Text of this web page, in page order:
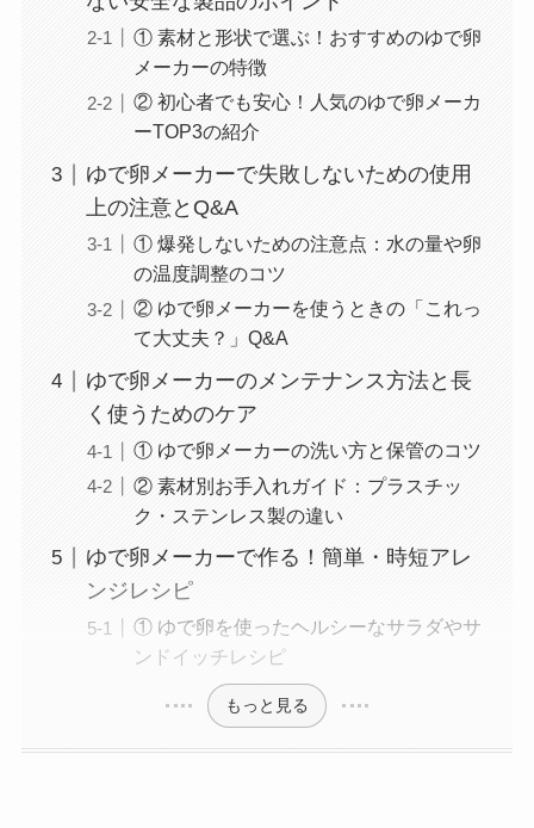
① 素材と形状で選ぶ！おすすめのゆで卵
メーカーの特徴
② 初心者でも安心！人気のゆで卵メーカ
ーTOP3の紹介
ゆで卵メーカーで失敗しないための使用
上の注意とQ&A
① 爆発しないための注意点：水の量や卵
の温度調整のコツ
② ゆで卵メーカーを使うときの「これっ
て大丈夫？」Q&A
ゆで卵メーカーのメンテナンス方法と長
く使うためのケア
① ゆで卵メーカーの洗い方と保管のコツ
② 素材別お手入れガイド：プラスチッ
ク・ステンレス製の違い
ゆで卵メーカーで作る！簡単・時短アレ
ンジレシピ
① ゆで卵を使ったヘルシーなサラダやサ
ンドイッチレシピ
もっと見る